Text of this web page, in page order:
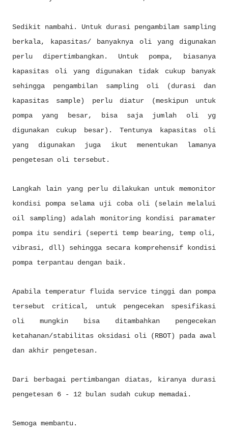
Sedikit nambahi. Untuk durasi pengambilam sampling
berkala, kapasitas/ banyaknya oli yang digunakan
perlu dipertimbangkan. Untuk pompa, biasanya
kapasitas oli yang digunakan tidak cukup banyak
sehingga pengambilan sampling oli (durasi dan
kapasitas sample) perlu diatur (meskipun untuk
pompa yang besar, bisa saja jumlah oli yg
digunakan cukup besar). Tentunya kapasitas oli
yang digunakan juga ikut menentukan lamanya
pengetesan oli tersebut.
Langkah lain yang perlu dilakukan untuk memonitor
kondisi pompa selama uji coba oli (selain melalui
oil sampling) adalah monitoring kondisi paramater
pompa itu sendiri (seperti temp bearing, temp oli,
vibrasi, dll) sehingga secara komprehensif kondisi
pompa terpantau dengan baik.
Apabila temperatur fluida service tinggi dan pompa
tersebut critical, untuk pengecekan spesifikasi
oli mungkin bisa ditambahkan pengecekan
ketahanan/stabilitas oksidasi oli (RBOT) pada awal
dan akhir pengetesan.
Dari berbagai pertimbangan diatas, kiranya durasi
pengetesan 6 - 12 bulan sudah cukup memadai.
Semoga membantu.